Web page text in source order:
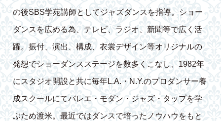
の後SBS学苑講師としてジャズダンスを指導。ショー
ダンスを広める為、テレビ、ラジオ、新聞等で広く活
躍。振付、演出、構成、衣裳デザイン等オリジナルの
発想でショーダンスステージを数多くこなし、1982年
にスタジオ開設と共に毎年L.A.・N.Y.のプロダンサー養
成スクールにてバレエ・モダン・ジャズ・タップを学
ぶため渡米。最近ではダンスで培ったノウハウをもと